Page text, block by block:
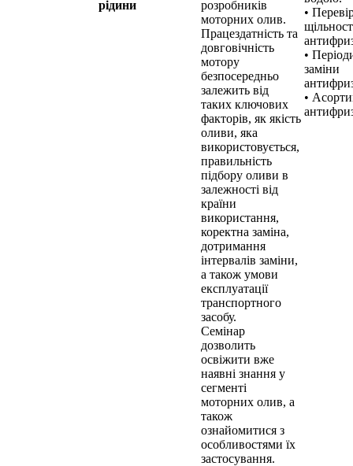
рідини
розробників
моторних олив.
Працездатність та
довговічність
мотору
безпосередньо
залежить від
таких ключових
факторів, як якість
оливи, яка
використовується,
правильність
підбору оливи в
залежності від
країни
використання,
коректна заміна,
дотримання
інтервалів заміни,
а також умови
експлуатації
транспортного
засобу.
Семінар
дозволить
освіжити вже
наявні знання у
сегменті
моторних олив, а
також
ознайомитися з
особливостями їх
застосування.
•
•
заміни
•